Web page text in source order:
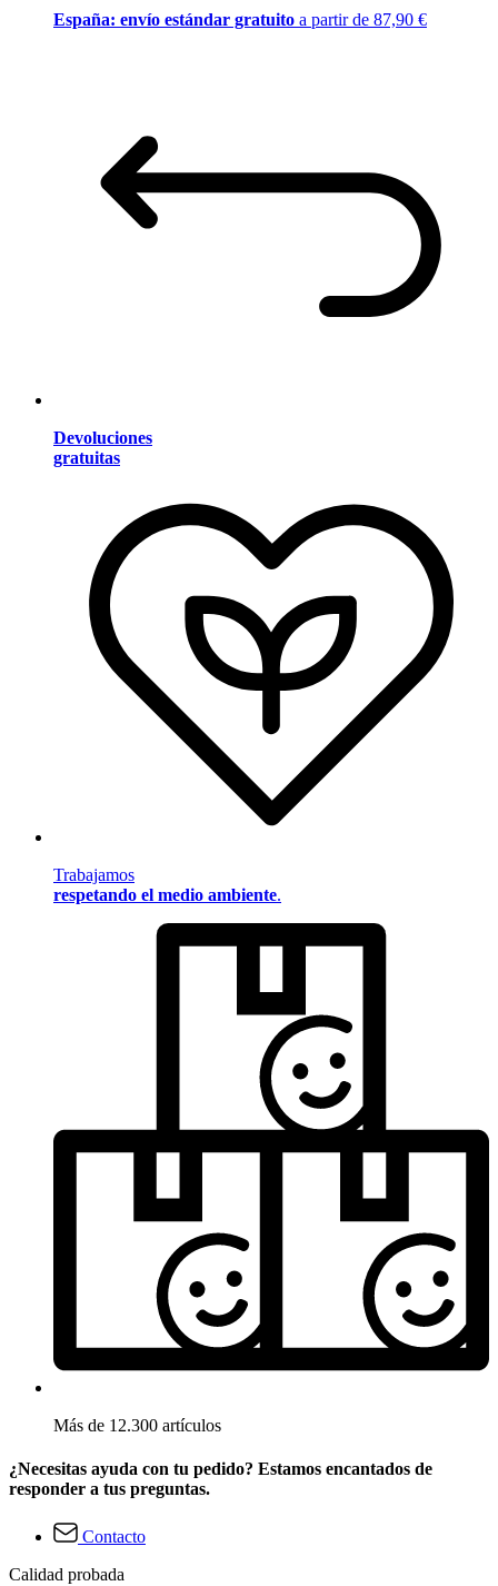
España: envío estándar gratuito a partir de 87,90 €
Devoluciones
gratuitas
Trabajamos
respetando el medio ambiente.
Más de 12.300 artículos
¿Necesitas ayuda con tu pedido? Estamos encantados de
responder a tus preguntas.
Contacto
Calidad probada